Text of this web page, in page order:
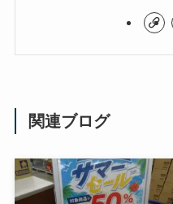
関連ブログ